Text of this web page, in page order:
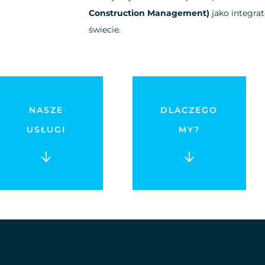
Construction Management) jako
świecie.
NASZE
USŁUGI
DLACZEGO
MY?